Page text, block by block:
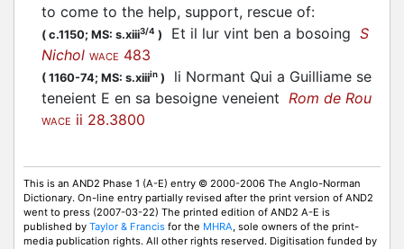
to come to the help, support, rescue of:
( c.1150; MS: s.xiii3/4 ) Et il lur vint ben a bosoing S
Nichol WACE 483
( 1160-74; MS: s.xiiiin )
li Normant Qui a Guilliame se
teneient E en sa besoigne veneient Rom de Rou
WACE ii 28.3800
This is an AND2 Phase 1 (A-E) entry © 2000-2006 The Anglo-Norman
Dictionary. On-line entry partially revised after the print version of AND2
went to press (2007-03-22) The printed edition of AND2 A-E is
published by Taylor & Francis for the MHRA, sole owners of the print-
media publication rights. All other rights reserved. Digitisation funded by